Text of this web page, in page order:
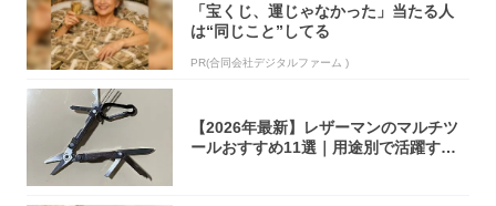
「宝くじ、運じゃなかった」当たる人
は“同じこと”してる
PR(合同会社デジタルファーム )
【2026年最新】レザーマンのマルチツ
ールおすすめ11選｜用途別で活躍する